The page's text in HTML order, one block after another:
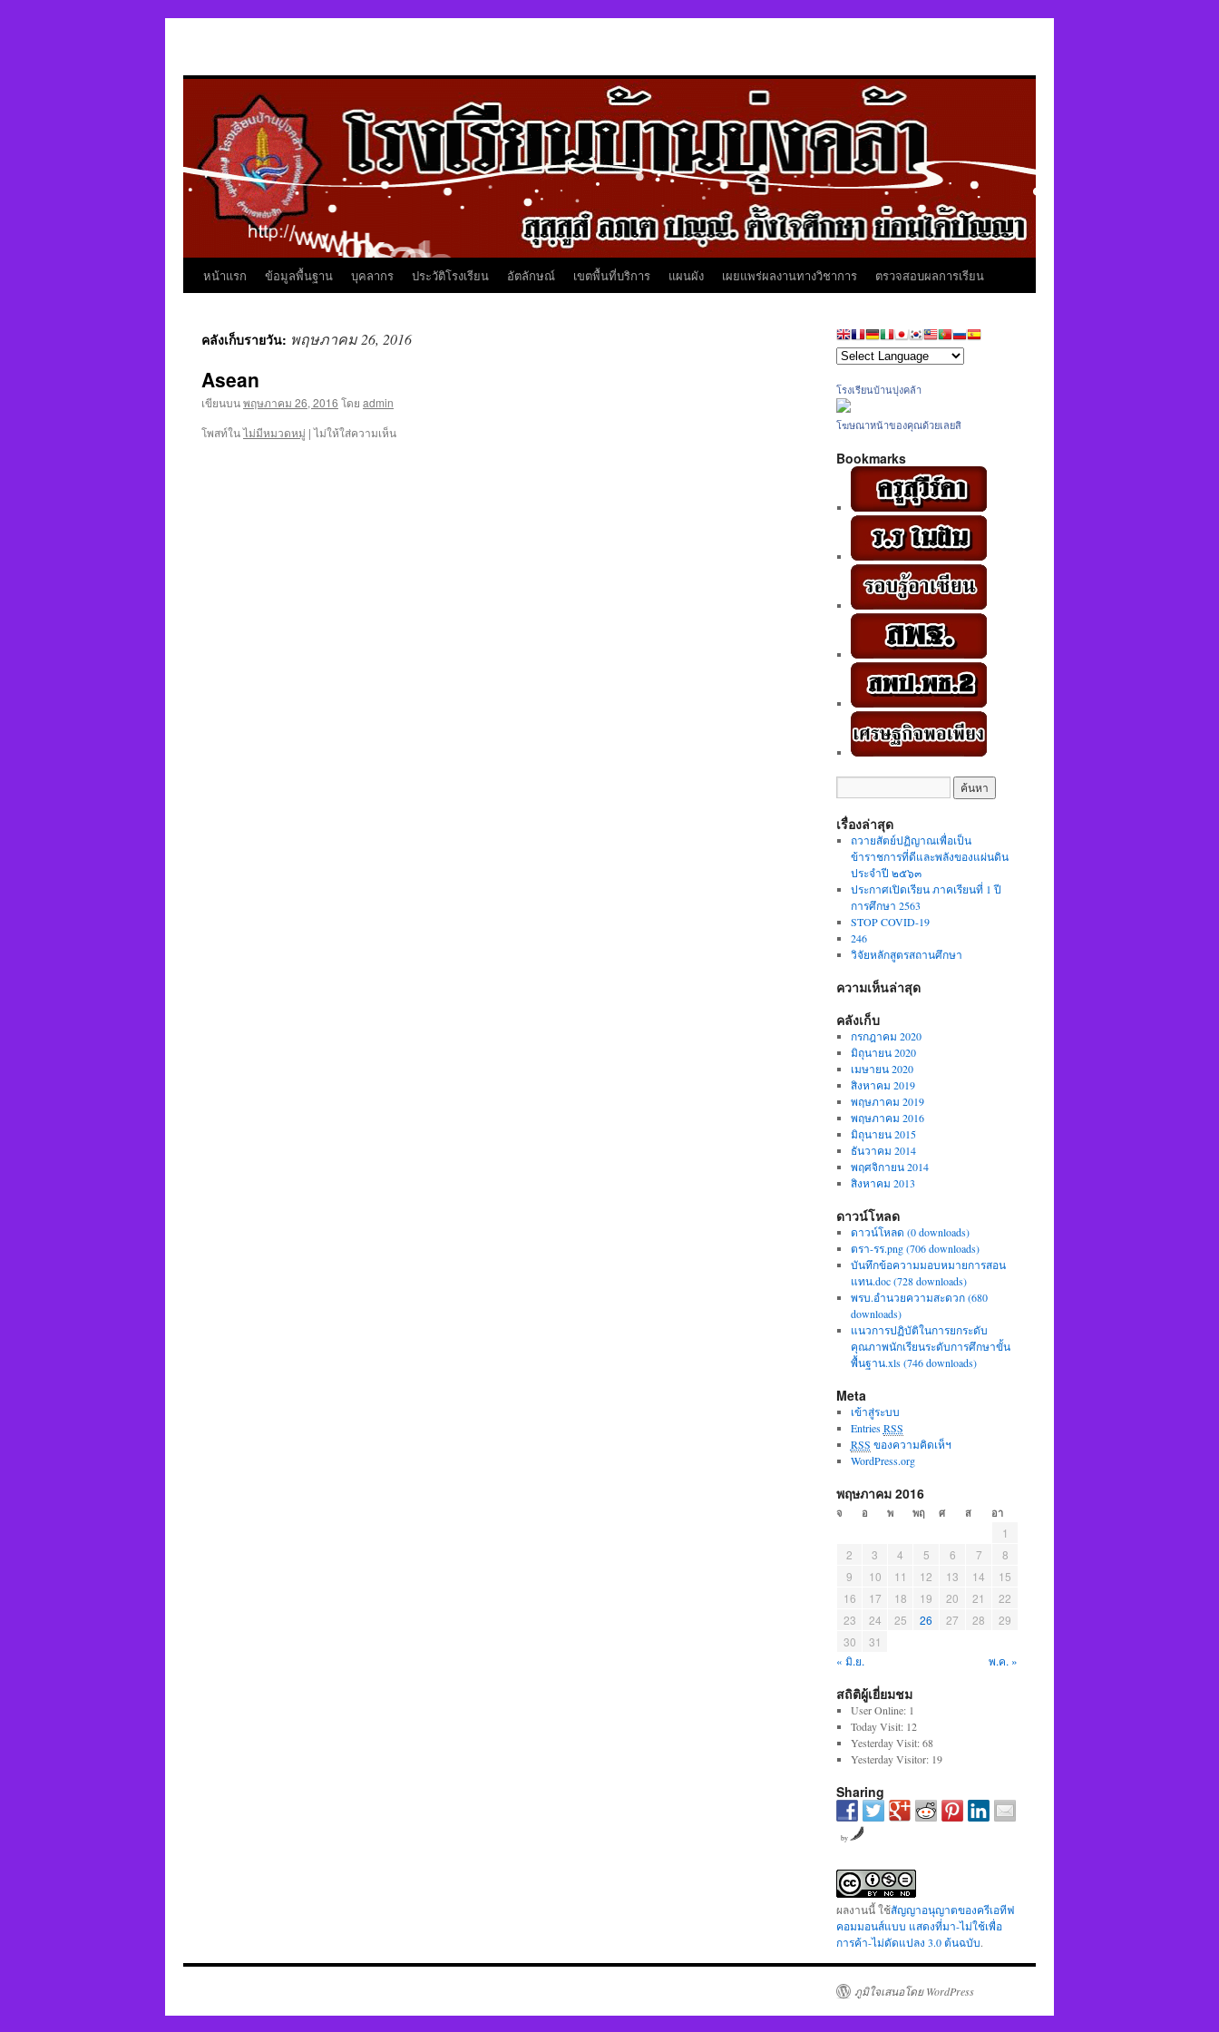
หน้าแรก ข้อมูลพื้นฐาน บุคลากร ประวัติโรงเรียน อัตลักษณ์ เขตพื้นที่บริการ แผนผัง เผยแพร่ผลงานทางวิชาการ ตรวจสอบผลการเรียน
คลังเก็บรายวัน: พฤษภาคม 26, 2016
Asean
เขียนบนพฤษภาคม 26, 2016 โดย admin
โพสท์ในไม่มีหมวดหมู่ | ไม่ให้ใส่ความเห็น
โรงเรียนบ้านบุ่งคล้า
โฆษณาหน้าของคุณด้วยเลยสิ
Bookmarks
เรื่องล่าสุด
ถวายสัตย์ปฏิญาณเพื่อเป็น
ข้าราชการที่ดีและพลังของแผ่นดิน
ประจำปี ๒๕๖๓
ประกาศเปิดเรียน ภาคเรียนที่ 1 ปี
การศึกษา 2563
STOP COVID-19
246
วิจัยหลักสูตรสถานศึกษา
ความเห็นล่าสุด
คลังเก็บ
กรกฎาคม 2020
มิถุนายน 2020
เมษายน 2020
สิงหาคม 2019
พฤษภาคม 2019
พฤษภาคม 2016
มิถุนายน 2015
ธันวาคม 2014
พฤศจิกายน 2014
สิงหาคม 2013
ดาวน์โหลด
ดาวน์โหลด (0 downloads)
ตรา-รร.png (706 downloads)
บันทึกข้อความมอบหมายการสอน
แทน.doc (728 downloads)
พรบ.อำนวยความสะดวก (680
downloads)
แนวการปฏิบัติในการยกระดับ
คุณภาพนักเรียนระดับการศึกษาขั้น
พื้นฐาน.xls (746 downloads)
Meta
เข้าสู่ระบบ
EntriesRSS
RSS ของความคิดเห็ฯ
WordPress.org
พฤษภาคม 2016
จ อ พ พฤ ศ ส อา
« มิ.ย. พ.ค. »
1
2
3 4 5 6 7
8
9
10 11 12 13 14
15
16
17 18 19 20 21
22
23
24 25 26 27 28
29
30
31
สถิติผู้เยี่ยมชม
User Online: 1
Today Visit: 12
Yesterday Visit: 68
Yesterday Visitor: 19
Sharing
by
ผลงานนี้ ใช้สัญญาอนุญาตของครีเอทีฟ
คอมมอนส์แบบ แสดงที่มา-ไม่ใช้เพื่อ
การค้า-ไม่ดัดแปลง 3.0 ต้นฉบับ.
ภูมิใจเสนอโดย WordPress